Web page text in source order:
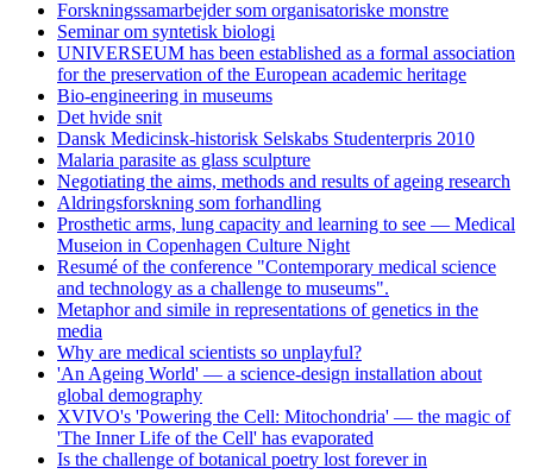
Forskningssamarbejder som organisatoriske monstre
Seminar om syntetisk biologi
UNIVERSEUM has been established as a formal association
for the preservation of the European academic heritage
Bio-engineering in museums
Det hvide snit
Dansk Medicinsk-historisk Selskabs Studenterpris 2010
Malaria parasite as glass sculpture
Negotiating the aims, methods and results of ageing research
Aldringsforskning som forhandling
Prosthetic arms, lung capacity and learning to see — Medical
Museion in Copenhagen Culture Night
Resumé of the conference "Contemporary medical science
and technology as a challenge to museums".
Metaphor and simile in representations of genetics in the
media
Why are medical scientists so unplayful?
'An Ageing World' — a science-design installation about
global demography
XVIVO's 'Powering the Cell: Mitochondria' — the magic of
'The Inner Life of the Cell' has evaporated
Is the challenge of botanical poetry lost forever in